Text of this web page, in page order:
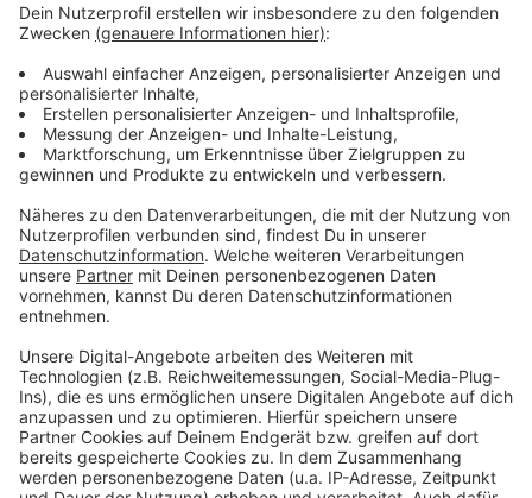
Anzeige
Weitere Infos und Links:
Anzeige
Die offizielle Mitteilung der Polizei
Erfolgreicher Abschluss für Caravan-Salon
Infos zu Camping in Deutschland
Anzeige